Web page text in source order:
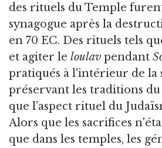
des rituels du Temple
synagogue après la
en 70 EC. Des rituels tels
et agiter le loulav pendant
pratiqués à l'intérieur de la
préservant les traditions
que l’aspect rituel du
Alors que les sacrifices
que dans les temples, les